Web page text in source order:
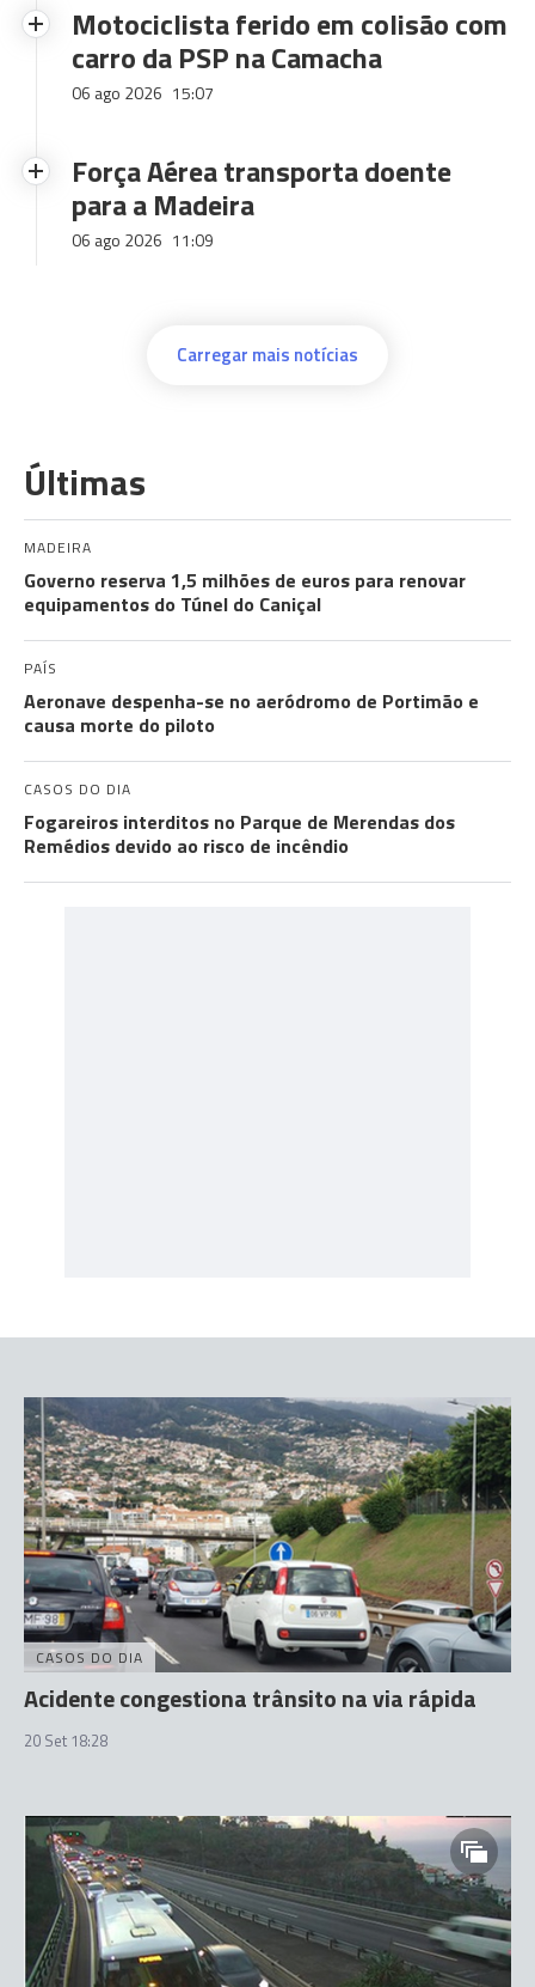
Motociclista ferido em colisão com
carro da PSP na Camacha
06 ago 2026 15:07
Força Aérea transporta doente
para a Madeira
06 ago 2026 11:09
Carregar mais notícias
Últimas
MADEIRA
Governo reserva 1,5 milhões de euros para renovar
equipamentos do Túnel do Caniçal
PAÍS
Aeronave despenha-se no aeródromo de Portimão e
causa morte do piloto
CASOS DO DIA
Fogareiros interditos no Parque de Merendas dos
Remédios devido ao risco de incêndio
CASOS DO DIA
Acidente congestiona trânsito na via rápida
20 Set 18:28